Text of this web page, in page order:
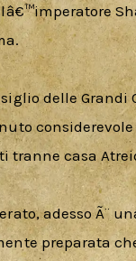
delle Grandi
tranne casa
adesso Ã¨
preparata